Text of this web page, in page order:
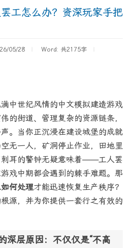
罢工怎么办？资深玩家手把
05/28 Word: 共2175字
中世纪风情的中文模拟建造游戏
的街道、管理复杂的资源链条，
。当你正沉浸在建设城堡的成就
无一人，矿洞停止作业，田地里
刺耳的警钟无疑意味着——工人罢
戏中期都会遇到的棘手难题。那
何处理才能迅速恢复生产秩序？
源，并为你提供一套行之有效的
深层原因：不仅仅是“不高